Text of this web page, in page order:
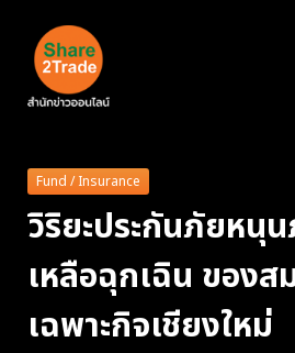
Fund / Insurance
วิริยะประกันภัยหนุ
เหลือฉุกเฉิน ของ
เฉพาะกิจเชียงใหม่